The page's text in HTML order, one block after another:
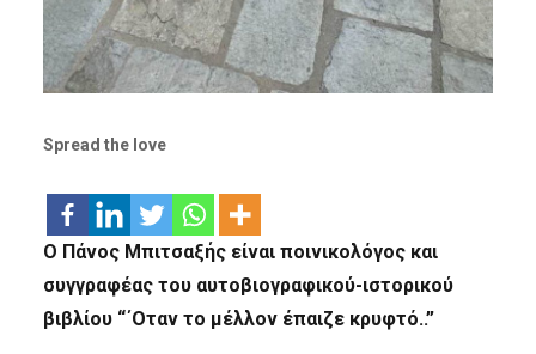
Spread the love
Ο Πάνος Μπιτσαξής είναι ποινικολόγος και
συγγραφέας του αυτοβιογραφικού-ιστορικού
βιβλίου “΄Οταν το μέλλον έπαιζε κρυφτό..”